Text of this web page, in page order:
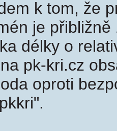
k tom, že
je
délky o
pk-kri.cz
oproti